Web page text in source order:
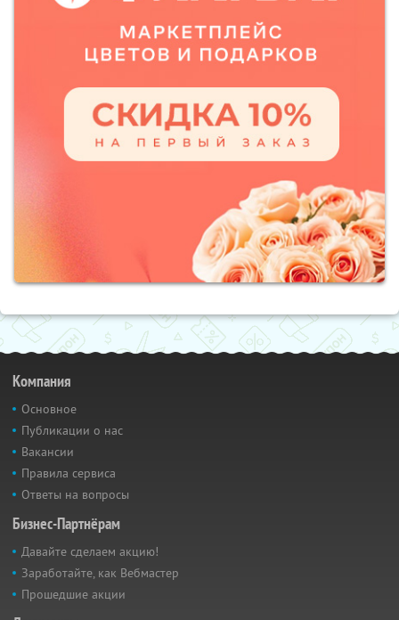
Компания
Основное
Публикации о нас
Вакансии
Правила сервиса
Ответы на вопросы
Бизнес-Партнёрам
Давайте сделаем акцию!
Заработайте, как Вебмастер
Прошедшие акции